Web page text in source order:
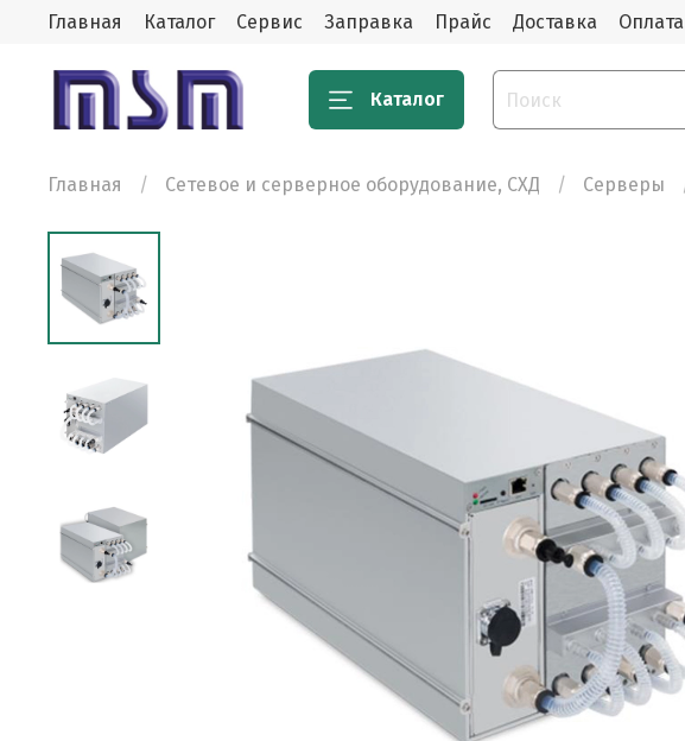
Главная Каталог Сервис Заправка Прайс Доставка Оплата
Каталог
Главная Сетевое и серверное оборудование, СХД Cерверы